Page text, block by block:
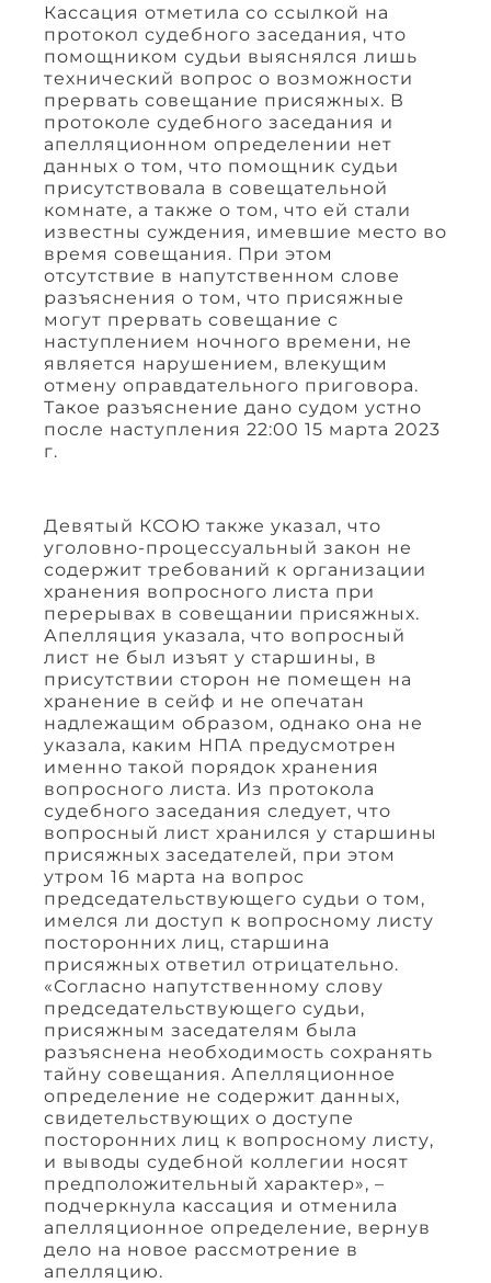
Кассация отметила со ссылкой на
протокол судебного заседания, что
помощником судьи выяснялся лишь
технический вопрос о возможности
прервать совещание присяжных. В
протоколе судебного заседания и
апелляционном определении нет
данных о том, что помощник судьи
присутствовала в совещательной
комнате, а также о том, что ей стали
известны суждения, имевшие место во
время совещания. При этом
отсутствие в напутственном слове
разъяснения о том, что присяжные
могут прервать совещание с
наступлением ночного времени, не
является нарушением, влекущим
отмену оправдательного приговора.
Такое разъяснение дано судом устно
после наступления 22:00 15 марта 2023
г.
Девятый КСОЮ также указал, что
уголовно-процессуальный закон не
содержит требований к организации
хранения вопросного листа при
перерывах в совещании присяжных.
Апелляция указала, что вопросный
лист не был изъят у старшины, в
присутствии сторон не помещен на
хранение в сейф и не опечатан
надлежащим образом, однако она не
указала, каким НПА предусмотрен
именно такой порядок хранения
вопросного листа. Из протокола
судебного заседания следует, что
вопросный лист хранился у старшины
присяжных заседателей, при этом
утром 16 марта на вопрос
председательствующего судьи о том,
имелся ли доступ к вопросному листу
посторонних лиц, старшина
присяжных ответил отрицательно.
«Согласно напутственному слову
председательствующего судьи,
присяжным заседателям была
разъяснена необходимость сохранять
тайну совещания. Апелляционное
определение не содержит данных,
свидетельствующих о доступе
посторонних лиц к вопросному листу,
и выводы судебной коллегии носят
предположительный характер», –
подчеркнула кассация и отменила
апелляционное определение, вернув
дело на новое рассмотрение в
апелляцию.